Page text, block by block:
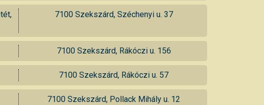
7100 Szekszárd, Széchenyi u. 37
7100 Szekszárd, Rákóczi u. 156
7100 Szekszárd, Rákóczi u. 57
7100 Szekszárd, Pollack Mihály u. 12